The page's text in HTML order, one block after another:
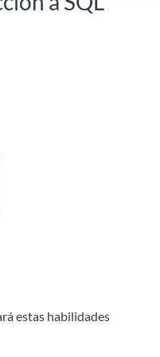
estas habilidades